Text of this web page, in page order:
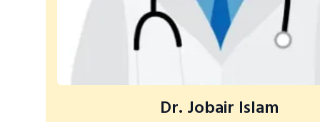
Dr. Jobair Islam